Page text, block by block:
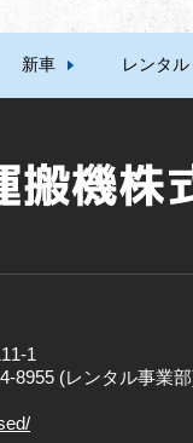
新車 レンタル
1
8955 (レンタル事業